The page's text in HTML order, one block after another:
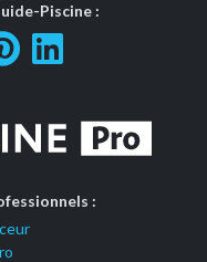
Piscine :
: